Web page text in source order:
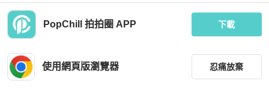
PopChill 拍拍圈 APP 下載
使用網頁版瀏覽器 忍痛放棄